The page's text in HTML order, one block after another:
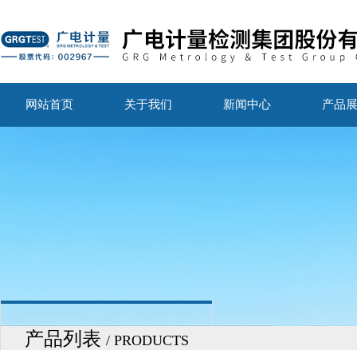
网站首页 关于我们 新闻中心 产品
产品列表 / PRODUCTS